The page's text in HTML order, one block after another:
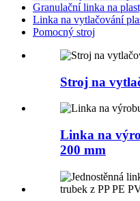
Granulační linka na
Linka na vytlačování
Pomocný stroj
Stroj na
Linka na
200 mm